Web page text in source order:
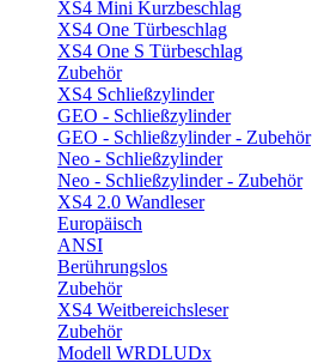
XS4 Mini Kurzbeschlag
XS4 One Türbeschlag
XS4 One S Türbeschlag
Zubehör
XS4 Schließzylinder
GEO - Schließzylinder
GEO - Schließzylinder - Zubehör
Neo - Schließzylinder
Neo - Schließzylinder - Zubehör
XS4 2.0 Wandleser
Europäisch
ANSI
Berührungslos
Zubehör
XS4 Weitbereichsleser
Zubehör
Modell WRDLUDx